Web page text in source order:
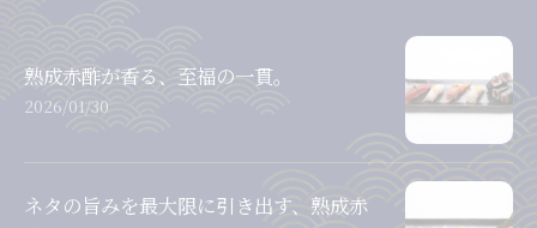
熟成赤酢が香る、至福の一貫。
2026/01/30
ネタの旨みを最大限に引き出す、熟成赤